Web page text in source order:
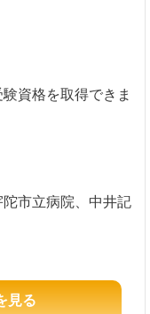
資格を取得できま
市立病院、中井記
見る